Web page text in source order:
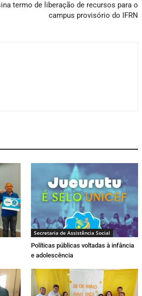
termo de liberação de recursos para o
campus provisório do IFRN
Secretaria de Assistência Social
Políticas públicas voltadas à infância
e adolescência